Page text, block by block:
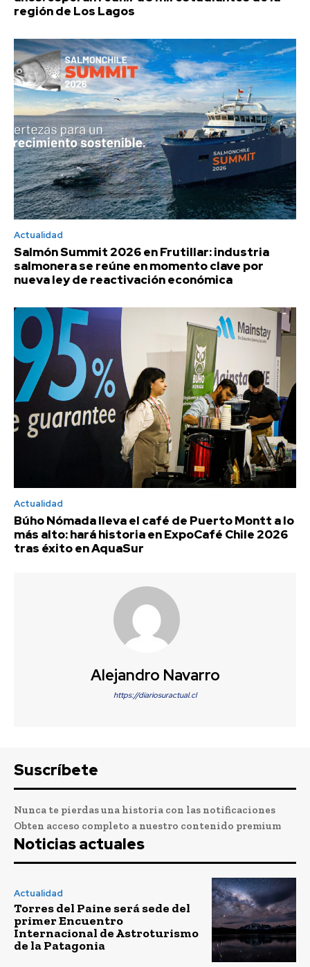
región de Los Lagos
Actualidad
Salmón Summit 2026 en Frutillar: industria
salmonera se reúne en momento clave por
nueva ley de reactivación económica
Actualidad
Búho Nómada lleva el café de Puerto Montt a lo
más alto: hará historia en ExpoCafé Chile 2026
tras éxito en AquaSur
Alejandro Navarro
https://diariosuractual.cl
Suscríbete
Nunca te pierdas una historia con las notificaciones
Obten acceso completo a nuestro contenido premium
Noticias actuales
Actualidad
Torres del Paine será sede del
primer Encuentro
Internacional de Astroturismo
de la Patagonia